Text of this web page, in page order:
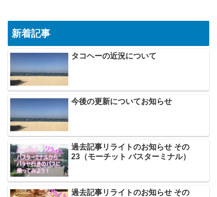
新着記事
タコヘーの近況について
今後の更新についてお知らせ
過去記事リライトのお知らせ その
23（モーチット バスターミナル）
過去記事リライトのお知らせ その